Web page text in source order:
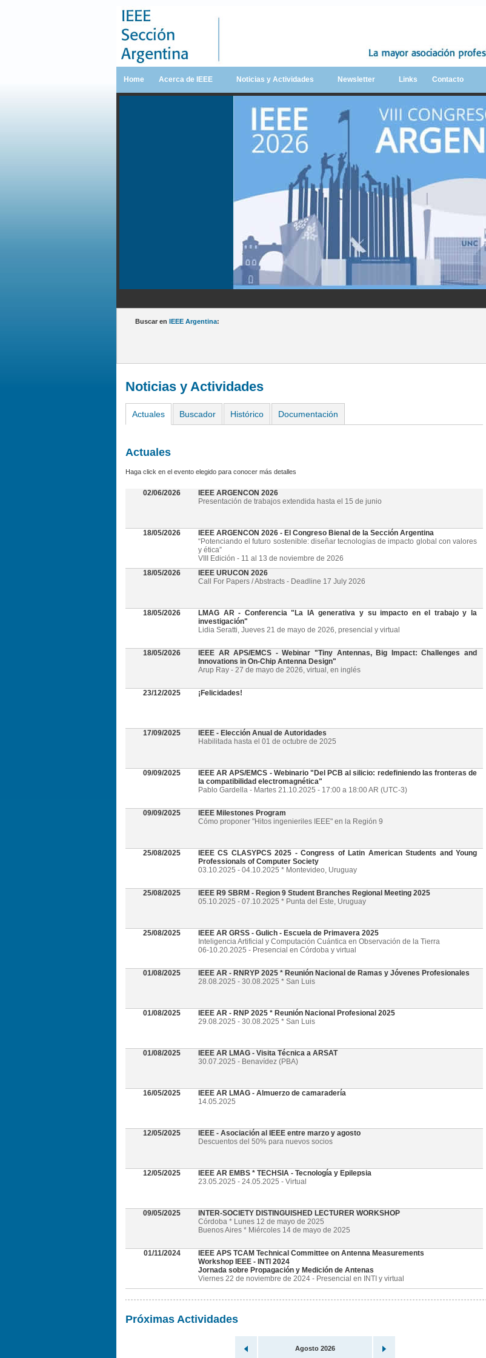
Home Acerca de IEEE Noticias y Actividades Newsletter Links Contacto
Buscar en IEEE Argentina:
Noticias y Actividades
Actuales Buscador Histórico Documentación
Actuales
Haga click en el evento elegido para conocer más detalles
02/06/2026
IEEE ARGENCON 2026
Presentación de trabajos extendida hasta el 15 de junio
18/05/2026
IEEE ARGENCON 2026 - El Congreso Bienal de la Sección Argentina
“Potenciando el futuro sostenible: diseñar tecnologías de impacto global con valores
y ética”
VIII Edición - 11 al 13 de noviembre de 2026
18/05/2026
IEEE URUCON 2026
Call For Papers / Abstracts - Deadline 17 July 2026
18/05/2026
LMAG AR - Conferencia "La IA generativa y su impacto en el trabajo y la
investigación"
Lidia Seratti, Jueves 21 de mayo de 2026, presencial y virtual
18/05/2026
IEEE AR APS/EMCS - Webinar "Tiny Antennas, Big Impact: Challenges and
Innovations in On-Chip Antenna Design"
Arup Ray - 27 de mayo de 2026, virtual, en inglés
23/12/2025 ¡Felicidades!
17/09/2025
IEEE - Elección Anual de Autoridades
Habilitada hasta el 01 de octubre de 2025
09/09/2025
IEEE AR APS/EMCS - Webinario "Del PCB al silicio: redefiniendo las fronteras de
la compatibilidad electromagnética"
Pablo Gardella - Martes 21.10.2025 - 17:00 a 18:00 AR (UTC-3)
09/09/2025
IEEE Milestones Program
Cómo proponer "Hitos ingenieriles IEEE" en la Región 9
25/08/2025
IEEE CS CLASYPCS 2025 - Congress of Latin American Students and Young
Professionals of Computer Society
03.10.2025 - 04.10.2025 * Montevideo, Uruguay
25/08/2025
IEEE R9 SBRM - Region 9 Student Branches Regional Meeting 2025
05.10.2025 - 07.10.2025 * Punta del Este, Uruguay
25/08/2025
IEEE AR GRSS - Gulich - Escuela de Primavera 2025
Inteligencia Artificial y Computación Cuántica en Observación de la Tierra
06-10.20.2025 - Presencial en Córdoba y virtual
01/08/2025
IEEE AR - RNRYP 2025 * Reunión Nacional de Ramas y Jóvenes Profesionales
28.08.2025 - 30.08.2025 * San Luis
01/08/2025
IEEE AR - RNP 2025 * Reunión Nacional Profesional 2025
29.08.2025 - 30.08.2025 * San Luis
01/08/2025
IEEE AR LMAG - Visita Técnica a ARSAT
30.07.2025 - Benavídez (PBA)
16/05/2025
IEEE AR LMAG - Almuerzo de camaradería
14.05.2025
12/05/2025
IEEE - Asociación al IEEE entre marzo y agosto
Descuentos del 50% para nuevos socios
12/05/2025
IEEE AR EMBS * TECHSIA - Tecnología y Epilepsia
23.05.2025 - 24.05.2025 - Virtual
09/05/2025
INTER-SOCIETY DISTINGUISHED LECTURER WORKSHOP
Córdoba * Lunes 12 de mayo de 2025
Buenos Aires * Miércoles 14 de mayo de 2025
01/11/2024
IEEE APS TCAM Technical Committee on Antenna Measurements
Workshop IEEE - INTI 2024
Jornada sobre Propagación y Medición de Antenas
Viernes 22 de noviembre de 2024 - Presencial en INTI y virtual
Próximas Actividades
Agosto 2026